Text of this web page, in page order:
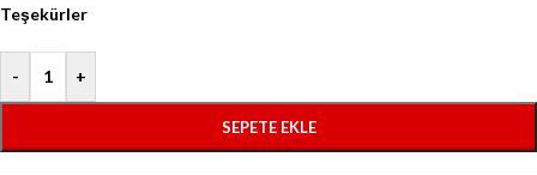
Teşekürler
- +
SEPETE EKLE